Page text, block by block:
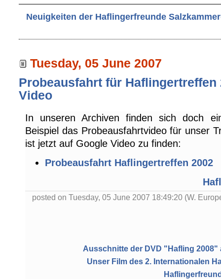
Neuigkeiten der Haflingerfreunde
Tuesday, 05 June 2007
Probeausfahrt für Haflingertreffen
Video
In unseren Archiven finden sich doch
Beispiel das Probeausfahrtvideo für unser
ist jetzt auf Google Video zu finden:
Probeausfahrt Haflingertreffen 2002
posted on Tuesday, 05 June 2007 18:49:20 (W.
Ausschnitte der DVD "Hafling
Unser Film des 2. Internationalen